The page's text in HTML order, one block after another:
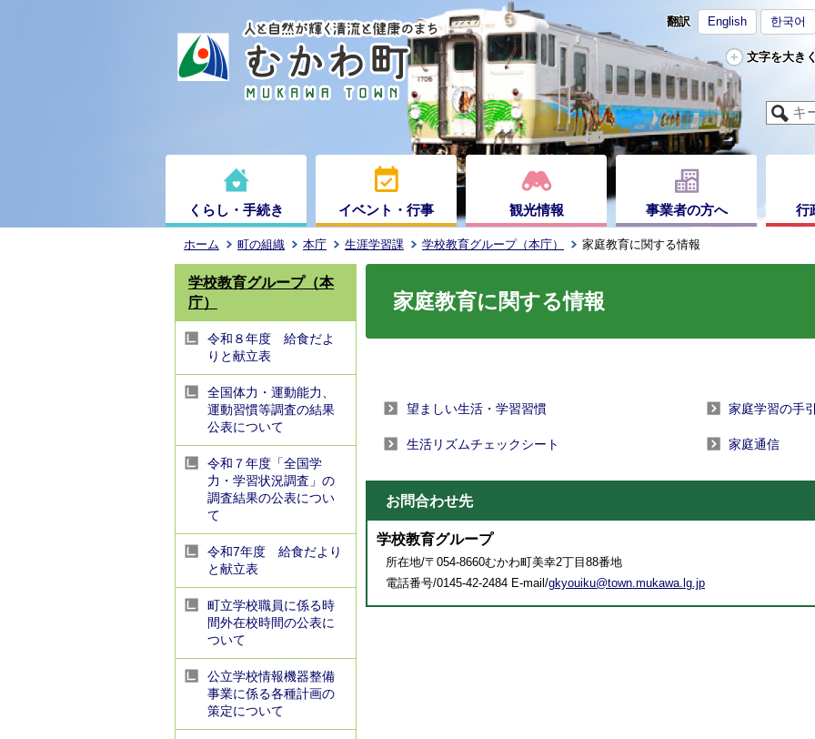
翻訳 English 한국어
文字を大き
くらし・手続き イベント・行事 観光情報 事業者の方へ 行
ホーム 町の組織 本庁 生涯学習課 学校教育グループ（本庁） 家庭教育に関する情報
学校教育グループ（本
庁）
令和８年度 給食だよ
りと献立表
全国体力・運動能力、
運動習慣等調査の結果
公表について
令和７年度「全国学
力・学習状況調査」の
調査結果の公表につい
て
令和7年度 給食だより
と献立表
町立学校職員に係る時
間外在校時間の公表に
ついて
公立学校情報機器整備
事業に係る各種計画の
策定について
家庭教育に関する情報
望ましい生活・学習習慣 家庭学習の手
生活リズムチェックシート 家庭通信
お問合わせ先
学校教育グループ
所在地/〒054-8660むかわ町美幸2丁目88番地
電話番号/0145-42-2484 E-mail/gkyouiku@town.mukawa.lg.jp